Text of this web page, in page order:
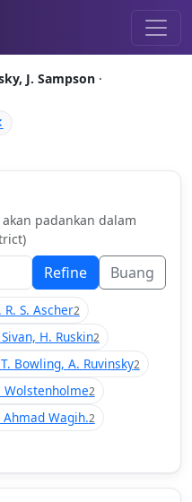
J. Sampson ·
padankan dalam
Refine Buang
R. S. Ascher2
H. Ruskin2
Bowling, A. Ruvinsky2
Wolstenholme2
Wagih.2